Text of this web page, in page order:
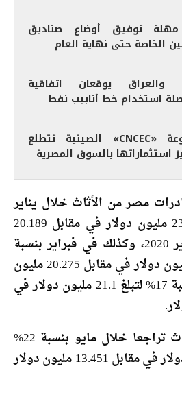
توفيق أوضاع صناديق
الخاصة حتى نهاية العام
والعراق يوقعان اتفاقية
استخدام خط أنابيب نفط
مجموعة «CNCEC» الصينية تتطلع
استثماراتها بالسوق المصرية
مصر من الأثاث خلال يناير
بنسبة 18% لتبلغ 23.775 مليون دولار في مقابل 20.189
مليون دولار خلال يناير 2020، وكذلك في فبراير بنسبة
20% لتسجل 24.323 مليون دولار في مقابل 20.275 مليون
دولار، وفي مارس بنسبة 17% لتبلغ 21.1 مليون دولار في
وشهدت صادرات الأثاث تراجعا خلال مايو بنسبة 22%
لتسجل 10.473 مليون دولار في مقابل 13.451 مليون دولار